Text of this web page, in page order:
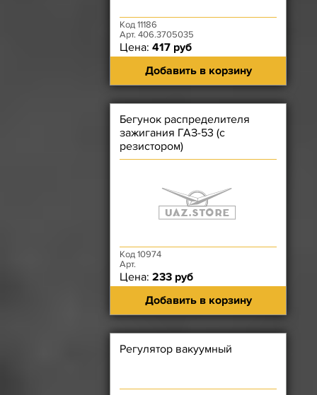
Код 11186
Арт. 406.3705035
Цена: 417 руб
Добавить в корзину
Бегунок распределителя
зажигания ГАЗ-53 (с
резистором)
Код 10974
Арт.
Цена: 233 руб
Добавить в корзину
Регулятор вакуумный